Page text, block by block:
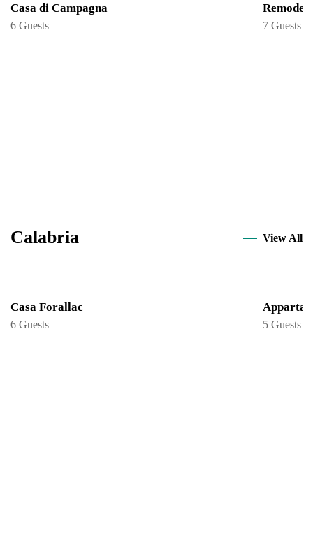
Casa di Campagna
6 Guests 7 Guests
Calabria View All
Casa Forallac
6 Guests 5 Guests